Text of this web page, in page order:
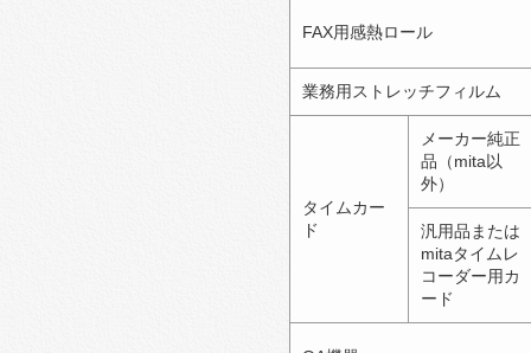
FAX用感熱ロール
業務用ストレッチフィルム
タイムカー
ド
メーカー純正
品（mita以
外）
汎用品または
mitaタイムレ
コーダー用カ
ード